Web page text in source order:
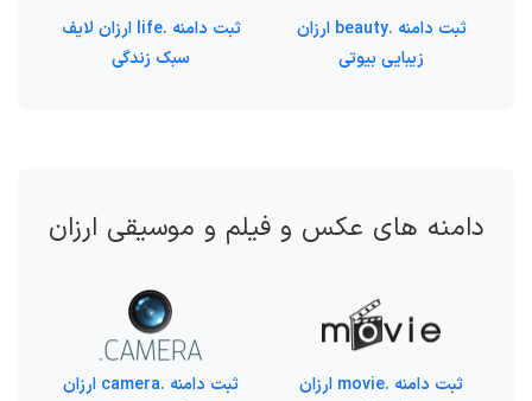
ثبت دامنه .beauty ارزان
زیبایی بیوتی
ثبت دامنه .life ارزان لایف
سبک زندگی
دامنه های عکس و فیلم و موسیقی ارزان
ثبت دامنه .movie ارزان
ثبت دامنه .camera ارزان